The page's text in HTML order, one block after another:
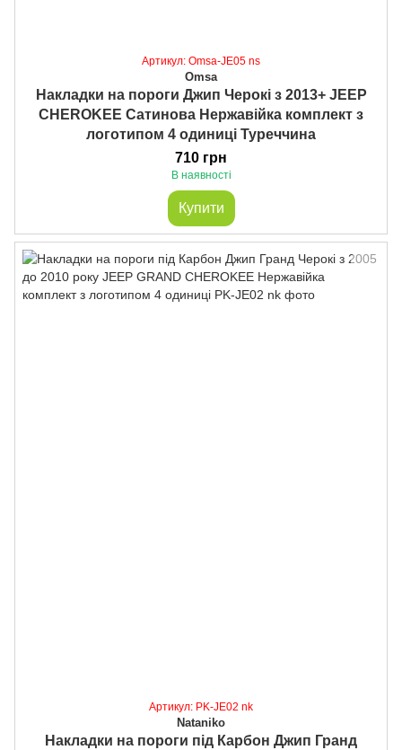
Артикул: Omsa-JE05 ns
Omsa
Накладки на пороги Джип Черокі з 2013+ JEEP
CHEROKEE Сатинова Нержавійка комплект з
логотипом 4 одиниці Туреччина
710 грн
В наявності
Купити
Артикул: PK-JE02 nk
Nataniko
Накладки на пороги під Карбон Джип Гранд